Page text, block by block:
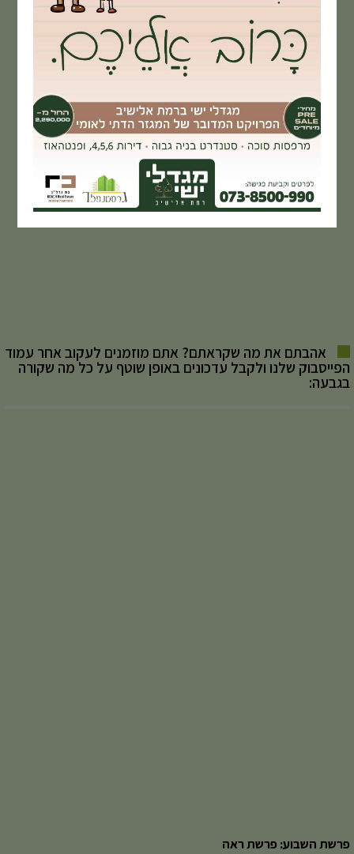
אהבתם את מה שקראתם? אתם מוזמנים לעקוב אחר עמוד
הפייסבוק שלנו ולקבל עדכונים באופן שוטף על כל מה שקורה
בגבעה:
פרשת השבוע: פרשת ראה